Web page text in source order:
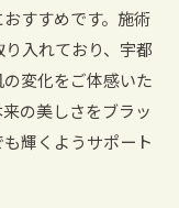
すすめです。施術
入れており、宇都
変化をご体感いた
の美しさをブラッ
輝くようサポート